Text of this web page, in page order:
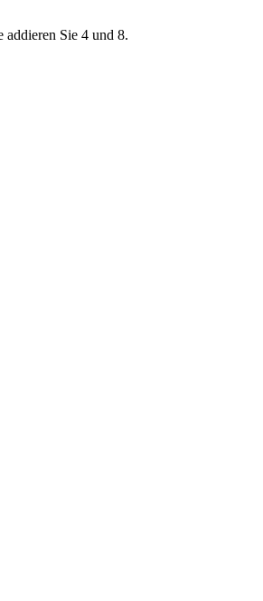
addieren Sie 4 und 8.